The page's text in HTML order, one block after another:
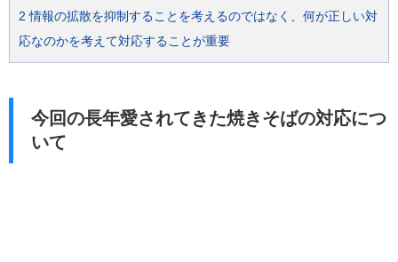
2 情報の拡散を抑制することを考えるのではなく、何が正しい対
応なのかを考えて対応することが重要
今回の長年愛されてきた焼きそばの対応につ
いて